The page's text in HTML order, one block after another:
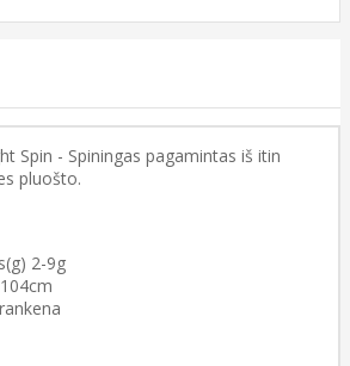
Spin - Spiningas pagamintas iš itin
pluošto.
2-9g